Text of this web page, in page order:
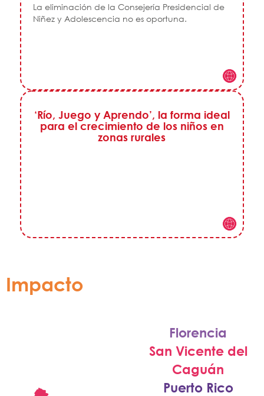
La eliminación de la Consejería Presidencial de
Niñez y Adolescencia no es oportuna.
‘Río, Juego y Aprendo’, la forma ideal
para el crecimiento de los niños en
zonas rurales
Impacto
Florencia
San Vicente del
Caguán
Puerto Rico